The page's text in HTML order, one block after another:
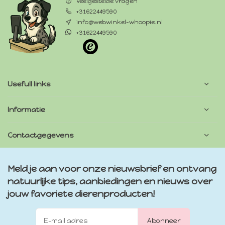
+31622449590
info@webwinkel-whoopie.nl
+31622449590
Usefull links
Informatie
Contactgegevens
Meld je aan voor onze nieuwsbrief en ontvang
natuurlijke tips, aanbiedingen en nieuws over
jouw favoriete dierenproducten!
Abonneer